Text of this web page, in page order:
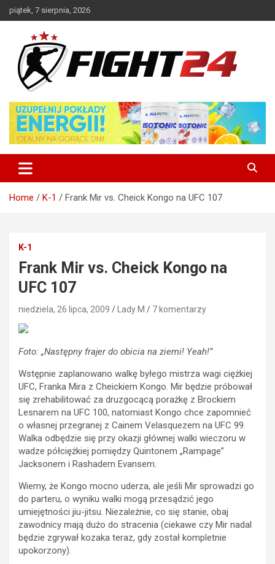
Skip
to
piątek, 7 sierpnia, 2026
FIGHT24.PL – MMA i K-1, UFC
Home K-1 Frank Mir vs. Cheick Kongo na UFC 107
K-1
Frank Mir vs. Cheick Kongo na
UFC 107
niedziela, 26 lipca, 2009 Lady M 7 komentarzy
Foto: „Następny frajer do obicia na ziemi! Yeah!”
Wstępnie zaplanowano walkę byłego mistrza wagi ciężkiej
UFC, Franka Mira z Cheickiem Kongo. Mir będzie próbował
się zrehabilitować za druzgocącą porażkę z Brockiem
Lesnarem na UFC 100, natomiast Kongo chce zapomnieć
o własnej przegranej z Cainem Velasquezem na UFC 99.
Walka odbędzie się przy okazji głównej walki wieczoru w
wadze półciężkiej pomiędzy Quintonem „Rampage”
Jacksonem i Rashadem Evansem.
Wiemy, że Kongo mocno uderza, ale jeśli Mir sprowadzi go
do parteru, o wyniku walki mogą przesądzić jego
umiejętności jiu-jitsu. Niezależnie, co się stanie, obaj
zawodnicy mają dużo do stracenia (ciekawe czy Mir nadal
będzie zgrywał kozaka teraz, gdy został kompletnie
upokorzony).